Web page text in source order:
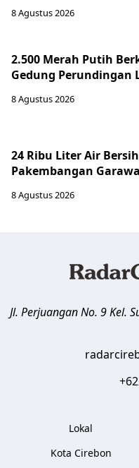
8 Agustus 2026
2.500 Merah Putih
Gedung Perundingan
8 Agustus 2026
24 Ribu Liter Air
Pakembangan
8 Agustus 2026
Jl. Perjuangan No. 9 Kel.
Lokal
Kota Cirebon